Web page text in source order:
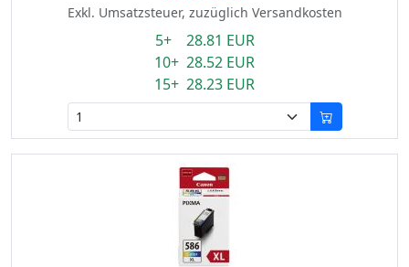
Exkl. Umsatzsteuer, zuzüglich Versandkosten
5+ 28.81 EUR
10+ 28.52 EUR
15+ 28.23 EUR